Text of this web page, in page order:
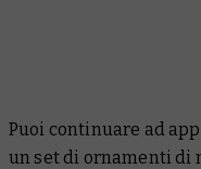
Puoi continuare ad
un set di ornamenti di